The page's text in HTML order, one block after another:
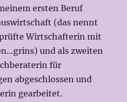
ersten Beruf
(das nennt
Wirtschafterin mit
und als zweiten
für
abgeschlossen und
gearbeitet.